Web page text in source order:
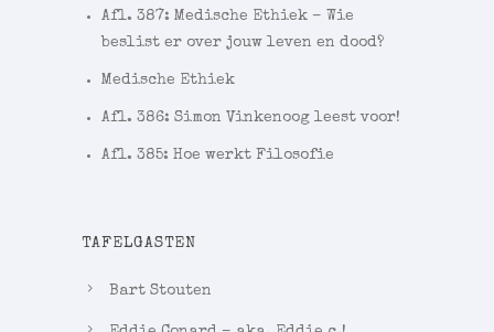
Afl. 387: Medische Ethiek – Wie
beslist er over jouw leven en dood?
Medische Ethiek
Afl. 386: Simon Vinkenoog leest voor!
Afl. 385: Hoe werkt Filosofie
TAFELGASTEN
Bart Stouten